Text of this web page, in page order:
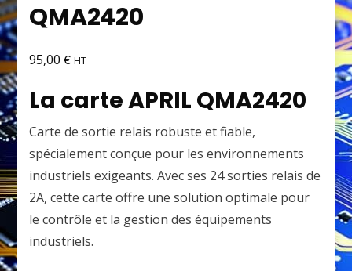
QMA2420
95,00€ HT
La carte APRIL QMA2420
Carte de sortie relais robuste et fiable,
spécialement conçue pour les environnements
industriels exigeants. Avec ses 24 sorties relais de
2A, cette carte offre une solution optimale pour
le contrôle et la gestion des équipements
industriels.